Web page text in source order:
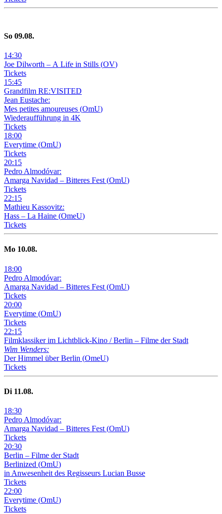
So 09.08.
14:30
Joe Dilworth – A Life in Stills (OV)
Tickets
15:45
Grandfilm RE:VISITED
Jean Eustache:
Mes petites amoureuses (OmU)
Wiederaufführung in 4K
Tickets
18:00
Everytime (OmU)
Tickets
20:15
Pedro Almodóvar:
Amarga Navidad – Bitteres Fest (OmU)
Tickets
22:15
Mathieu Kassovitz:
Hass – La Haine (OmeU)
Tickets
Mo 10.08.
18:00
Pedro Almodóvar:
Amarga Navidad – Bitteres Fest (OmU)
Tickets
20:00
Everytime (OmU)
Tickets
22:15
Filmklassiker im Lichtblick-Kino /Berlin – Filme der Stadt
Wim Wenders:
Der Himmel über Berlin (OmeU)
Tickets
Di 11.08.
18:30
Pedro Almodóvar:
Amarga Navidad – Bitteres Fest (OmU)
Tickets
20:30
Berlin – Filme der Stadt
Berlinized (OmU)
in Anwesenheit des Regisseurs Lucian Busse
Tickets
22:00
Everytime (OmU)
Tickets